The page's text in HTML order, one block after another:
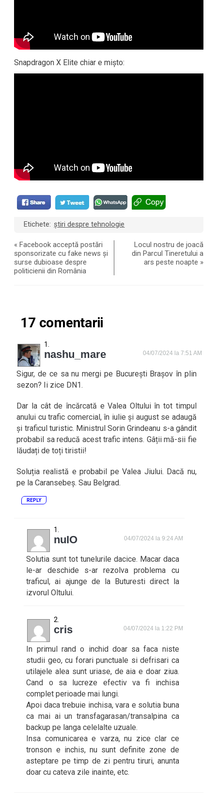
Snapdragon X Elite chiar e mișto:
Etichete: știri despre tehnologie
«Facebook acceptă postări
sponsorizate cu fake news și
surse dubioase despre
politicienii din România
Locul nostru de joacă
din Parcul Tineretului a
ars peste noapte »
17 comentarii
nashu_mare 04/07/2024 la 7:51 AM
Sigur, de ce sa nu mergi pe București Brașov în plin
sezon? Ii zice DN1.
Dar la cât de încărcată e Valea Oltului în tot timpul
anului cu trafic comercial, în iulie și august se adaugă
și traficul turistic. Ministrul Sorin Grindeanu s-a gândit
probabil sa reducă acest trafic intens. Gâții mă-sii fie
lăudați de toți tiristii!
Soluția realistă e probabil pe Valea Jiului. Dacă nu,
pe la Caransebeș. Sau Belgrad.
REPLY
nuIO 04/07/2024 la 9:24 AM
Solutia sunt tot tunelurile dacice. Macar daca
le-ar deschide s-ar rezolva problema cu
traficul, ai ajunge de la Buturesti direct la
izvorul Oltului.
cris 04/07/2024 la 1:22 PM
In primul rand o inchid doar sa faca niste
studii geo, cu forari punctuale si defrisari ca
utilajele alea sunt uriase, de aia e doar ziua.
Cand o sa lucreze efectiv va fi inchisa
complet perioade mai lungi.
Apoi daca trebuie inchisa, vara e solutia buna
ca mai ai un transfagarasan/transalpina ca
backup pe langa celelalte uzuale.
Insa comunicarea e varza, nu zice clar ce
tronson e inchis, nu sunt definite zone de
asteptare pe timp de zi pentru tiruri, anunta
doar cu cateva zile inainte, etc.